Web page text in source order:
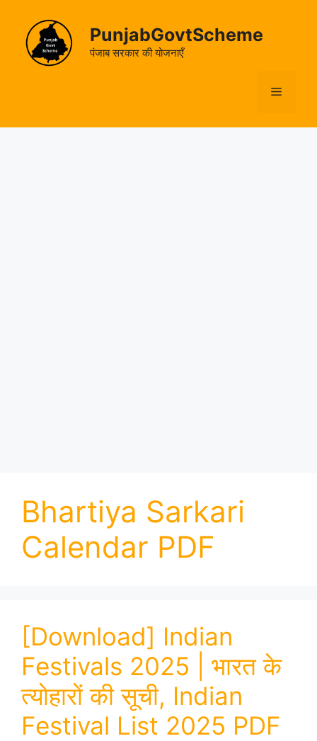
content
PunjabGovtScheme
पंजाब सरकार की योजनाएँ
Menu
Bhartiya Sarkari
Calendar PDF
[Download] Indian
Festivals 2025 | भारत के
त्योहारों की सूची, Indian
Festival List 2025 PDF